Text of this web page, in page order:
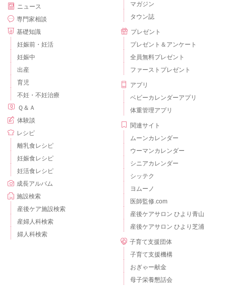
ニュース
専門家相談
基礎知識
妊娠前・妊活
妊娠中
出産
育児
不妊・不妊治療
Ｑ＆Ａ
体験談
レシピ
離乳食レシピ
妊娠食レシピ
妊活食レシピ
成長アルバム
施設検索
産後ケア施設検索
産婦人科検索
婦人科検索
マガジン
タウン誌
プレゼント
プレゼント＆アンケート
全員無料プレゼント
ファーストプレゼント
アプリ
ベビーカレンダーアプリ
体重管理アプリ
関連サイト
ムーンカレンダー
ウーマンカレンダー
シニアカレンダー
シッテク
ヨムーノ
医師監修.com
産後ケアサロン ひより青山
産後ケアサロン ひより芝浦
子育て支援団体
子育て支援機構
おぎゃー献金
母子栄養懇話会